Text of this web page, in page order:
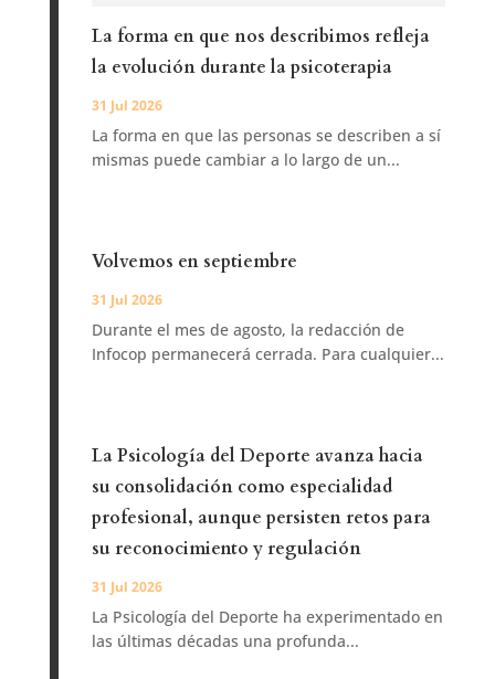
La forma en que nos describimos refleja
la evolución durante la psicoterapia
31 Jul 2026
La forma en que las personas se describen a sí
mismas puede cambiar a lo largo de un...
Volvemos en septiembre
31 Jul 2026
Durante el mes de agosto, la redacción de
Infocop permanecerá cerrada. Para cualquier...
La Psicología del Deporte avanza hacia
su consolidación como especialidad
profesional, aunque persisten retos para
su reconocimiento y regulación
31 Jul 2026
La Psicología del Deporte ha experimentado en
las últimas décadas una profunda...